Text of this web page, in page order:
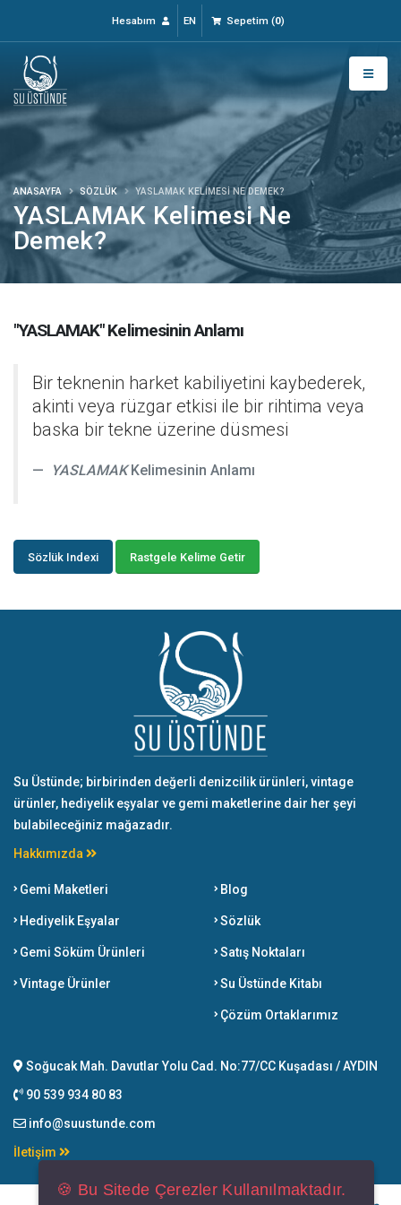
Hesabım EN Sepetim (0)
YASLAMAK Kelimesi Ne
Demek?
ANASAYFA SÖZLÜK YASLAMAK KELIMESI NE DEMEK?
"YASLAMAK" Kelimesinin Anlamı
Bir teknenin harket kabiliyetini kaybederek,
akinti veya rüzgar etkisi ile bir rihtima veya
baska bir tekne üzerine düsmesi
YASLAMAKKelimesinin Anlamı
Sözlük Indexi Rastgele Kelime Getir
Su Üstünde; birbirinden değerli denizcilik ürünleri, vintage
ürünler, hediyelik eşyalar ve gemi maketlerine dair her şeyi
bulabileceğiniz mağazadır.
Hakkımızda
Gemi Maketleri
Hediyelik Eşyalar
Gemi Söküm Ürünleri
Vintage Ürünler
Blog
Sözlük
Satış Noktaları
Su Üstünde Kitabı
Çözüm Ortaklarımız
Soğucak Mah. Davutlar Yolu Cad. No:77/CC Kuşadası / AYDIN
90 539 934 80 83
info@suustunde.com
İletişim
🍪 Bu Sitede Çerezler Kullanılmaktadır.